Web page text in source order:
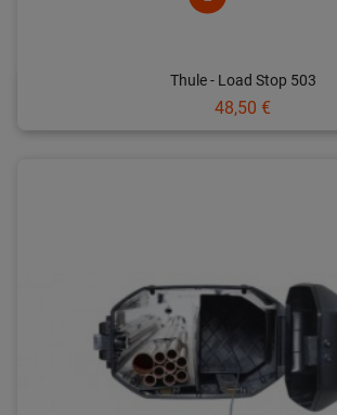
Thule - Load Stop 503
Prix
48,50 €